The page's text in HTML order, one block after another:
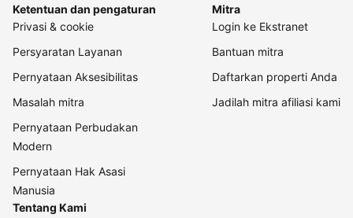
Ketentuan dan pengaturan
Privasi & cookie
Persyaratan Layanan
Pernyataan Aksesibilitas
Masalah mitra
Pernyataan Perbudakan
Modern
Pernyataan Hak Asasi
Manusia
Mitra
Login ke Ekstranet
Bantuan mitra
Daftarkan properti Anda
Jadilah mitra afiliasi kami
Tentang Kami